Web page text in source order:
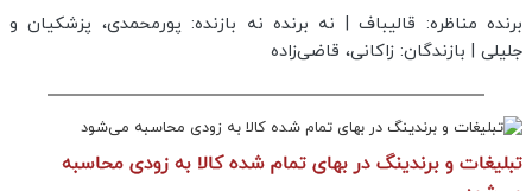
برنده مناظره: قالیباف | نه برنده نه بازنده: پورمحمدی، پزشکیان و
جلیلی | بازندگان: زاکانی، قاضی‌زاده
تبلیغات و برندینگ در بهای تمام شده کالا به زودی محاسبه